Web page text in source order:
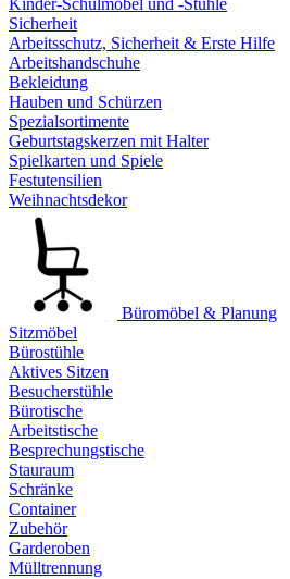
Kinder-Schulmöbel und -Stühle
Sicherheit
Arbeitsschutz, Sicherheit & Erste Hilfe
Arbeitshandschuhe
Bekleidung
Hauben und Schürzen
Spezialsortimente
Geburtstagskerzen mit Halter
Spielkarten und Spiele
Festutensilien
Weihnachtsdekor
Büromöbel & Planung
Sitzmöbel
Bürostühle
Aktives Sitzen
Besucherstühle
Bürotische
Arbeitstische
Besprechungstische
Stauraum
Schränke
Container
Zubehör
Garderoben
Mülltrennung